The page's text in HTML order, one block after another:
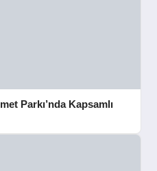
Parkı’nda Kapsamlı